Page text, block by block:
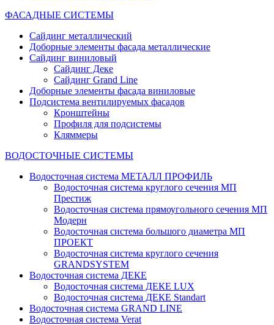
ФАСАДНЫЕ СИСТЕМЫ
Сайдинг металлический
Доборные элементы фасада металлические
Сайдинг виниловый
Сайдинг Деке
Сайдинг Grand Line
Доборные элементы фасада виниловые
Подсистема вентилируемых фасадов
Кронштейны
Профиля для подсистемы
Кляммеры
ВОДОСТОЧНЫЕ СИСТЕМЫ
Водосточная система МЕТАЛЛ ПРОФИЛЬ
Водосточная система круглого сечения МП
Престиж
Водосточная система прямоугольного сечения МП
Модерн
Водосточная система большого диаметра МП
ПРОЕКТ
Водосточная система круглого сечения
GRANDSYSTEM
Водосточная система ДЕКЕ
Водосточная система ДЕКЕ LUX
Водосточная система ДЕКЕ Standart
Водосточная система GRAND LINE
Водосточная система Verat